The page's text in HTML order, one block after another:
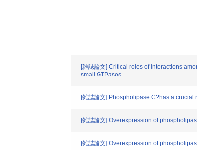
[雑誌論文] Critical roles of interactions
small GTPases.
[雑誌論文] Phospholipase C?has a
[雑誌論文] Overexpression of
[雑誌論文] Overexpression of